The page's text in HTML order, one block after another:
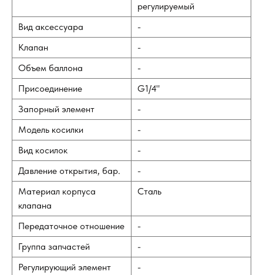
регулируемый
Вид аксессуара
-
Клапан
-
Объем баллона
-
Присоединение
G1/4"
Запорный элемент
-
Модель косилки
-
Вид косилок
-
Давление открытия, бар.
-
Материал корпуса
клапана
Сталь
Передаточное отношение
-
Группа запчастей
-
Регулирующий элемент
-